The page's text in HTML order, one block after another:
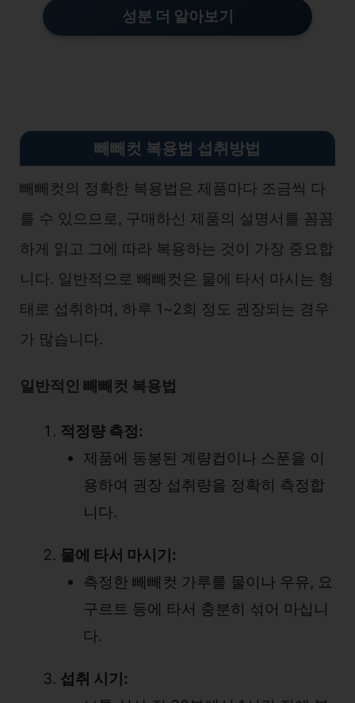
성분 더 알아보기
빼빼컷 복용법 섭취방법
빼빼컷의 정확한 복용법은 제품마다 조금씩 다
를 수 있으므로, 구매하신 제품의 설명서를 꼼꼼
하게 읽고 그에 따라 복용하는 것이 가장 중요합
니다. 일반적으로 빼빼컷은 물에 타서 마시는 형
태로 섭취하며, 하루 1~2회 정도 권장되는 경우
가 많습니다.
일반적인 빼빼컷 복용법
적정량 측정:
제품에 동봉된 계량컵이나 스푼을 이
용하여 권장 섭취량을 정확히 측정합
니다.
물에 타서 마시기:
측정한 빼빼컷 가루를 물이나 우유, 요
구르트 등에 타서 충분히 섞어 마십니
다.
섭취 시기: